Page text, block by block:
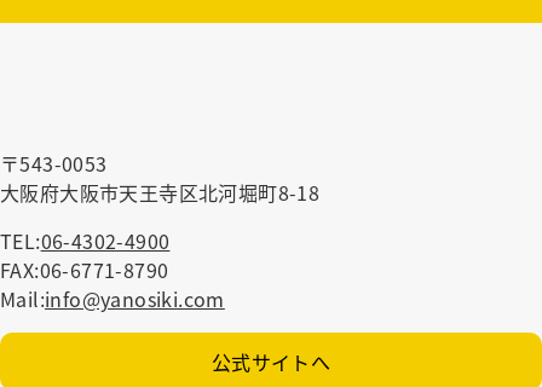
〒543-0053
大阪府大阪市天王寺区北河堀町8-18
TEL:06-4302-4900
FAX:06-6771-8790
Mail:info@yanosiki.com
公式サイトへ